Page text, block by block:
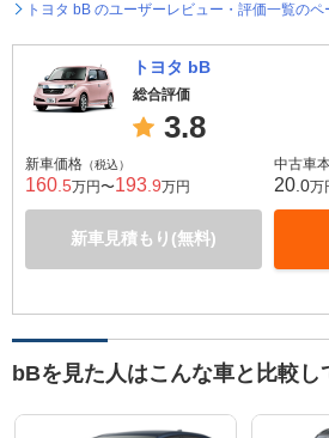
トヨタ bB のユーザーレビュー・評価一覧のペ
トヨタ bB
総合評価
3.8
新車価格 （税込）
160 .5万円〜193 .9万円
新車見積もり(無料)
中古車
20 .0万
bBを見た人はこんな車と比較し